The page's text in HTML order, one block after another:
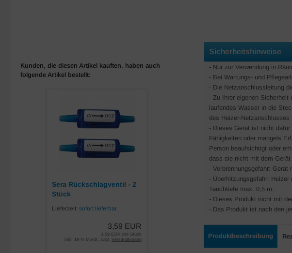
Sicherheitshinweise
- Nur zur Verwendung in
- Bei Wartungs- und
- Die Netzanschlussleitung
- Zu Ihrer eigenen
laufendes Wasser in die
des Heizer-Netzanschlusses
- Dieses Gerät ist nicht
Fähigkeiten oder mangels
Person beaufsichtigt oder
dass sie nicht mit dem Gerät
- Verbrennungsgefahr: Gerät
- Überhitzungsgefahr:
Tauchtiefe max. 0,5 m.
- Dieses Produkt nicht mit
- Das Produkt ist nach den
Produktbeschreibung
Kunden, die diesen Artikel kauften, haben auch
folgende Artikel bestellt:
Sera Rückschlagventil - 2
Stück
Lieferzeit:sofort lieferbar
3,59 EUR
3,59 EUR pro Stück
inkl. 19 % MwSt. zzgl. Versandkosten